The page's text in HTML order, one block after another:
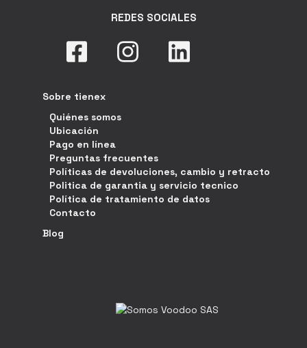
REDES SOCIALES
Sobre tienex
Quiénes somos
Ubicación
Pago en línea
Preguntas frecuentes
Políticas de devoluciones, cambio y retracto
Politica de garantia y servicio tecnico
Política de tratamiento de datos
Contacto
Blog